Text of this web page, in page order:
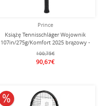
Prince
Książę Tennisschläger Wojownik
107in/275g/Komfort 2025 brązowy -
100,75€
90,67€
10% obniżone